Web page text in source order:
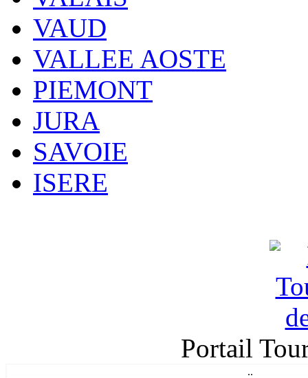
VAUD
VALLEE AOSTE
PIEMONT
JURA
SAVOIE
ISERE
Portail
..